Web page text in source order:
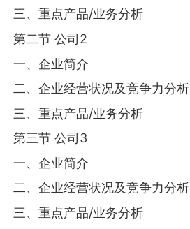
三、重点产品/业务分析
第二节 公司2
一、企业简介
二、企业经营状况及竞争力分析
三、重点产品/业务分析
第三节 公司3
一、企业简介
二、企业经营状况及竞争力分析
三、重点产品/业务分析